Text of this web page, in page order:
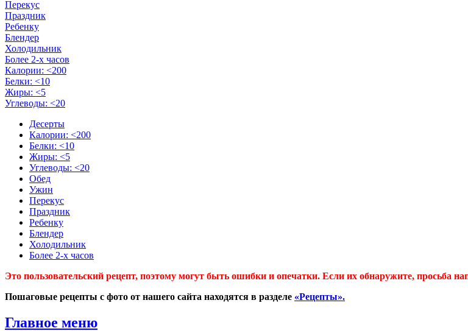
Перекус
Праздник
Ребенку
Блендер
Холодильник
Более 2-х часов
Калории: <200
Белки: <10
Жиры: <5
Углеводы: <20
Десерты
Калории: <200
Белки: <10
Жиры: <5
Углеводы: <20
Обед
Ужин
Перекус
Праздник
Ребенку
Блендер
Холодильник
Более 2-х часов
Это пользовательский рецепт, поэтому могут быть ошибки и опечатки. Если их обнаружите, просьба
Пошаговые рецепты с фото от нашего сайта находятся в разделе «Рецепты».
Главное меню